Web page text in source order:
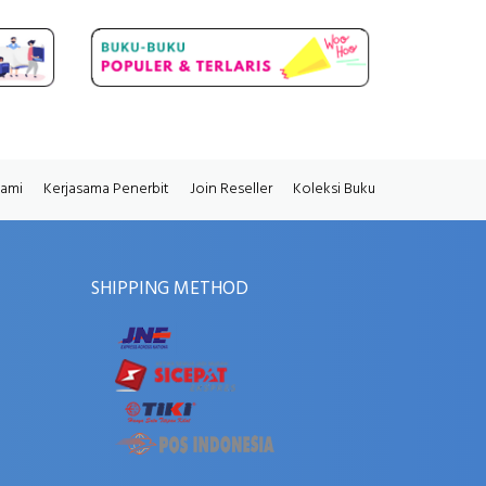
Kerjasama Penerbit Join Reseller Koleksi Buku
SHIPPING METHOD